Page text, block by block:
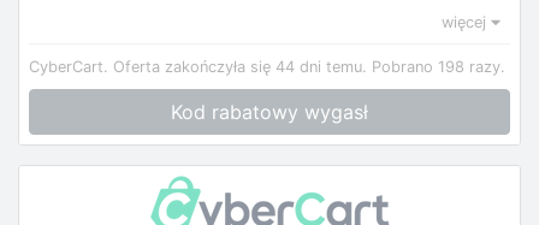
więcej
CyberCart. Oferta zakończyła się 44 dni temu. Pobrano 198 razy.
Kod rabatowy wygasł